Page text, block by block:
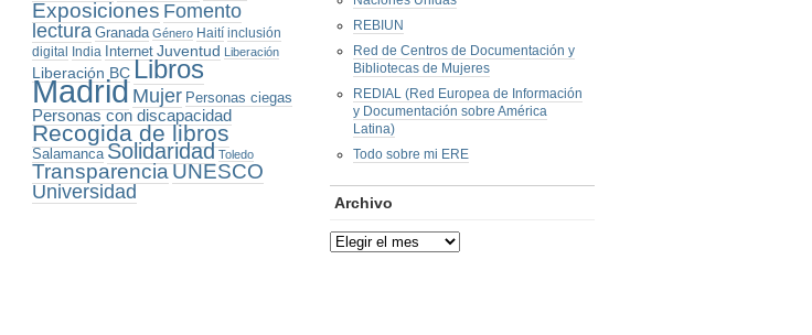
Exposiciones Fomento
lectura Granada Género Haití inclusión
digital
India Internet Juventud Liberación
Liberación BCLibros
Madrid Mujer Personas ciegas
Personas con discapacidad
Recogida de libros
Salamanca Solidaridad Toledo
TransparenciaUNESCO
Universidad
REBIUN
Red de Centros de Documentación y
Bibliotecas de Mujeres
REDIAL (Red Europea de Información
y Documentación sobre América
Latina)
Todo sobre mi ERE
Archivo
Archivo